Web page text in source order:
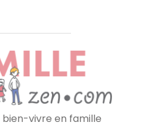
à la newsletter
bien-vivre en famille